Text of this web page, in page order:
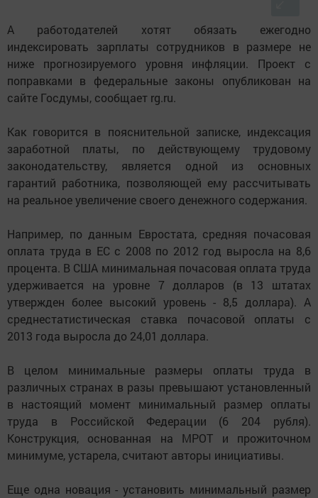
А работодателей хотят обязать ежегодно
индексировать зарплаты сотрудников в размере не
ниже прогнозируемого уровня инфляции. Проект с
поправками в федеральные законы опубликован на
сайте Госдумы, сообщает rg.ru.
Как говорится в пояснительной записке, индексация
заработной платы, по действующему трудовому
законодательству, является одной из основных
гарантий работника, позволяющей ему рассчитывать
на реальное увеличение своего денежного содержания.
Например, по данным Евростата, средняя почасовая
оплата труда в ЕС с 2008 по 2012 год выросла на 8,6
процента. В США минимальная почасовая оплата труда
удерживается на уровне 7 долларов (в 13 штатах
утвержден более высокий уровень - 8,5 доллара). А
среднестатистическая ставка почасовой оплаты с
2013 года выросла до 24,01 доллара.
В целом минимальные размеры оплаты труда в
различных странах в разы превышают установленный
в настоящий момент минимальный размер оплаты
труда в Российской Федерации (6 204 рубля).
Конструкция, основанная на МРОТ и прожиточном
минимуме, устарела, считают авторы инициативы.
Еще одна новация - установить минимальный размер